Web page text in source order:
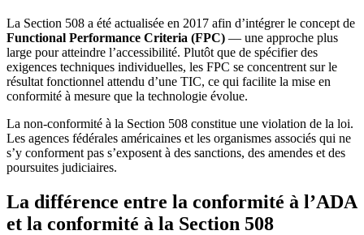
La Section 508 a été actualisée en 2017 afin d’intégrer le concept de
Functional Performance Criteria (FPC) — une approche plus
large pour atteindre l’accessibilité. Plutôt que de spécifier des
exigences techniques individuelles, les FPC se concentrent sur le
résultat fonctionnel attendu d’une TIC, ce qui facilite la mise en
conformité à mesure que la technologie évolue.
La non-conformité à la Section 508 constitue une violation de la loi.
Les agences fédérales américaines et les organismes associés qui ne
s’y conforment pas s’exposent à des sanctions, des amendes et des
poursuites judiciaires.
La différence entre la conformité à l’ADA
et la conformité à la Section 508